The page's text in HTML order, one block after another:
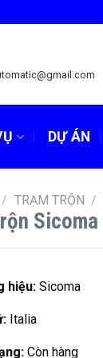
DỰ ÁN
/ TRẠM TRỘN /
Sicoma
hiệu: Sicoma
Italia
Còn hàng